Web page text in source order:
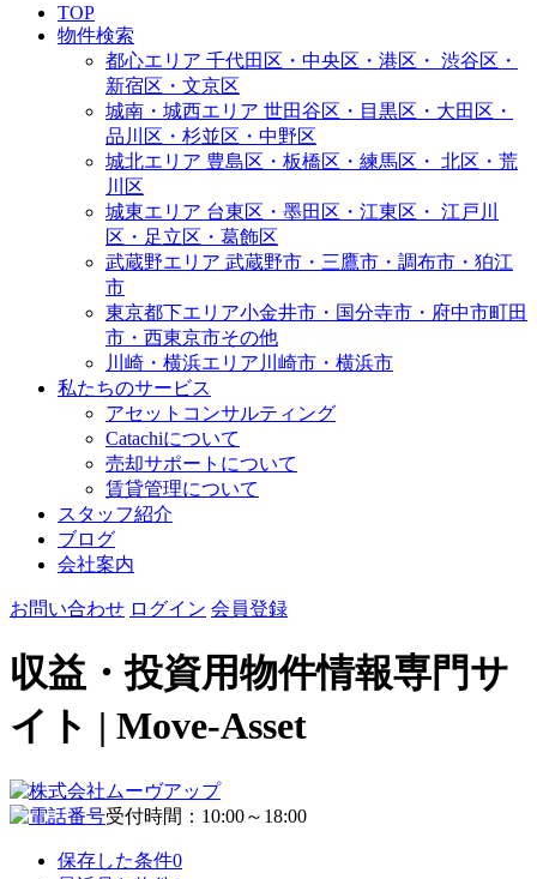
TOP
物件検索
都心エリア 千代田区・中央区・港区・ 渋谷区・
新宿区・文京区
城南・城西エリア 世田谷区・目黒区・大田区・
品川区・杉並区・中野区
城北エリア 豊島区・板橋区・練馬区・ 北区・荒
川区
城東エリア 台東区・墨田区・江東区・ 江戸川
区・足立区・葛飾区
武蔵野エリア 武蔵野市・三鷹市・調布市・ 狛江
市
東京都下エリア小金井市・国分寺市・府中市町田
市・西東京市その他
川崎・横浜エリア 川崎市・横浜市
私たちのサービス
アセットコンサルティング
Catachiについて
売却サポートについて
賃貸管理について
スタッフ紹介
ブログ
会社案内
お問い合わせ ログイン 会員登録
収益・投資用物件情報専門サ
イト | Move-Asset
受付時間：10:00～18:00
保存した条件0